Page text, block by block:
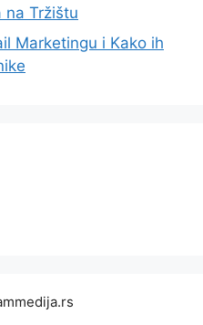
na Tržištu
Marketingu i Kako ih